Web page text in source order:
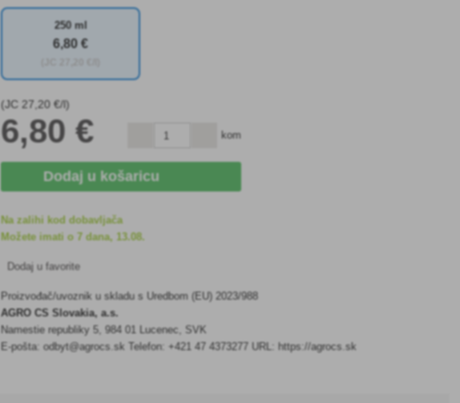
250 ml
6,80 €
(JC27,20 €/l)
6,80 € kom
Dodaj u košaricu
Na zalihi kod dobavljača
Možete imati o 7 dana, 13.08.
Dodaj u favorite
Proizvođač/uvoznik u skladu s Uredbom (EU) 2023/988
AGRO CS Slovakia, a.s.
Namestie republiky 5, 984 01 Lucenec, SVK
E-pošta: odbyt@agrocs.sk Telefon: +421 47 4373277 URL: https://agrocs.sk